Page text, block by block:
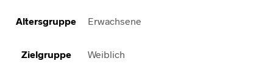
Altersgruppe Erwachsene
Zielgruppe Weiblich